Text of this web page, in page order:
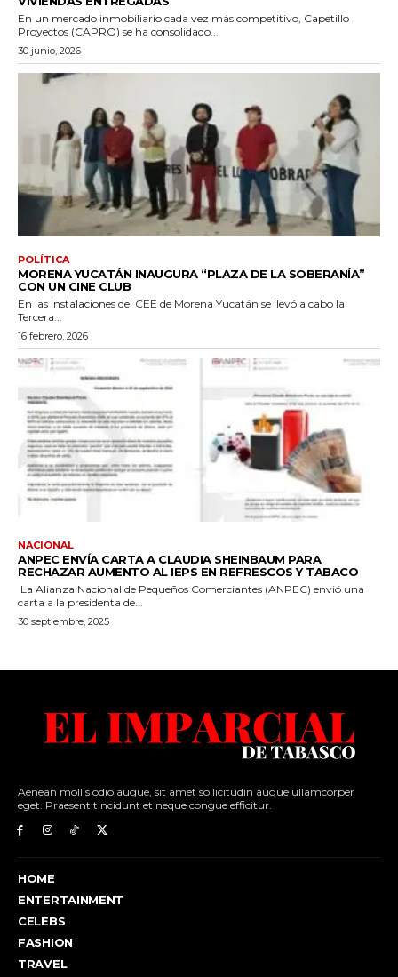
Aenean mollis odio augue, sit amet sollicitudin augue ullamcorper
eget. Praesent tincidunt et neque congue efficitur.
HOME
ENTERTAINMENT
CELEBS
FASHION
TRAVEL